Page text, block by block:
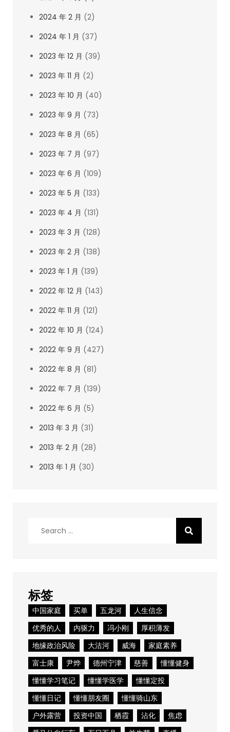
2024 年 2 月 (2)
2024 年 1 月 (37)
2023 年 12 月 (39)
2023 年 11 月 (2)
2023 年 10 月 (40)
2023 年 9 月 (73)
2023 年 8 月 (65)
2023 年 7 月 (97)
2023 年 6 月 (109)
2023 年 5 月 (133)
2023 年 4 月 (131)
2023 年 3 月 (128)
2023 年 2 月 (138)
2023 年 1 月 (139)
2022 年 12 月 (143)
2022 年 11 月 (121)
2022 年 10 月 (124)
2022 年 9 月 (427)
2022 年 8 月 (81)
2022 年 7 月 (139)
2022 年 6 月 (5)
2013 年 3 月 (31)
2013 年 2 月 (28)
2013 年 1 月 (30)
标签
中国家庭 买单 五龙河
人生信念
优秀的人
内驱力 冯小刚
厚积薄发
地缘政治风险
大沽河 威海
家庭素养
富士康
尹烨 德州宁津 慈善
懂懂健身
懂懂学习笔记
懂懂学医学
懂懂定投
懂懂日记
懂懂朋友圈
懂懂骑山东
户外露营
投资中国 栖霞 沾化
焦虑